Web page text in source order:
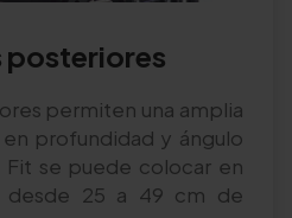
posteriores
permiten una amplia
profundidad y ángulo
Fit se puede colocar en
desde 25 a 49 cm de